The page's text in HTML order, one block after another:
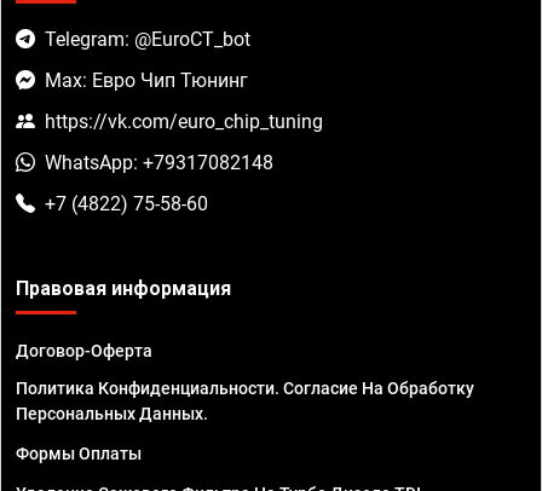
Telegram: @EuroCT_bot
Max: Евро Чип Тюнинг
https://vk.com/euro_chip_tuning
WhatsApp: +79317082148
+7 (4822) 75-58-60
Правовая информация
Договор-Оферта
Политика Конфиденциальности. Согласие На Обработку
Персональных Данных.
Формы Оплаты